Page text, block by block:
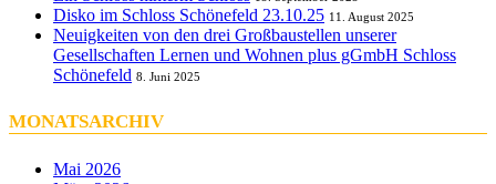
Disko im Schloss Schönefeld 23.10.25 11. August 2025
Neuigkeiten von den drei Großbaustellen unserer
Gesellschaften Lernen und Wohnen plus gGmbH Schloss
Schönefeld 8. Juni 2025
MONATSARCHIV
Mai 2026